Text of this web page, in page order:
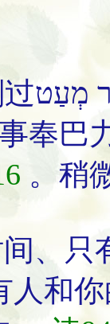
过
奉巴
。稍
、
只
人和